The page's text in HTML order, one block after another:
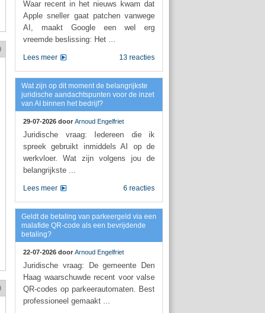
Waar recent in het nieuws kwam dat
Apple sneller gaat patchen vanwege
AI, maakt Google een wel erg
vreemde beslissing: Het ...
13 reacties
Lees meer
Wat zijn op dit moment de belangrijkste
juridische aandachtspunten voor de inzet
van AI binnen het bedrijf?
29-07-2026 door Arnoud Engelfriet
Juridische vraag: Iedereen die ik
spreek gebruikt inmiddels AI op de
werkvloer. Wat zijn volgens jou de
belangrijkste ...
6 reacties
Lees meer
Geldt de betaling van parkeergeld via een
malafide QR-code als een bevrijdende
betaling?
22-07-2026 door Arnoud Engelfriet
Juridische vraag: De gemeente Den
Haag waarschuwde recent voor valse
QR-codes op parkeerautomaten. Best
professioneel gemaakt ...